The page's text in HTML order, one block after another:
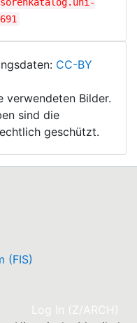
CC-BY
verwendeten Bilder.
sind die
geschützt.
(FIS)
Log In (Z/ARCH)